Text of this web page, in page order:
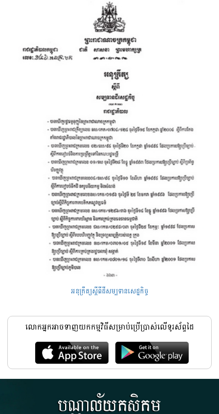
អនុក្រឹត្យស្តីពីដីសម្បទានសេដ្ឋកិច្ច
លោកអ្នកអាចទាញយកកម្មវិធីសម្រាប់ប្រើប្រាស់លើទូរស័ព្ទដៃ